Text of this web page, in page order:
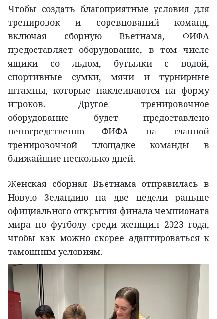
Чтобы создать благоприятные условия для
тренировок и соревнований команд,
включая сборную Вьетнама, ФИФА
предоставляет оборудование, в том числе
ящики со льдом, бутылки с водой,
спортивные сумки, мячи и турнирные
штампы, которые наклеиваются на форму
игроков. Другое тренировочное
оборудование будет предоставлено
непосредственно ФИФА на главной
тренировочной площадке команды в
ближайшие несколько дней.
Женская сборная Вьетнама отправилась в
Новую Зеландию на две недели раньше
официального открытия финала чемпионата
мира по футболу среди женщин 2023 года,
чтобы как можно скорее адаптироваться к
тамошним условиям.